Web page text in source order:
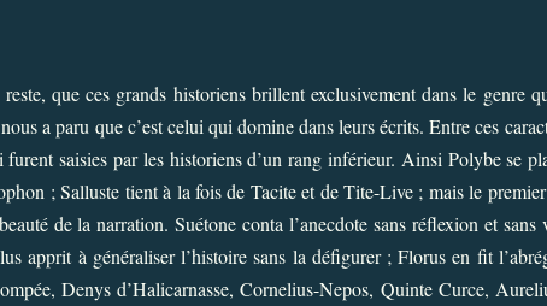
reste, que ces grands historiens brillent exclusivement dans le genre
a paru que c’est celui qui domine dans leurs écrits. Entre ces
furent saisies par les historiens d’un rang inférieur. Ainsi Polybe se
; Salluste tient à la fois de Tacite et de Tite-Live ; mais le
de la narration. Suétone conta l’anecdote sans réflexion et
apprit à généraliser l’histoire sans la défigurer ; Florus en fit
Denys d’Halicarnasse, Cornelius-Nepos, Quinte Curce,